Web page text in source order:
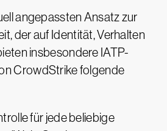
angepassten Ansatz zur
der auf Identität, Verhalten
insbesondere IATP-
CrowdStrike folgende
für jede beliebige